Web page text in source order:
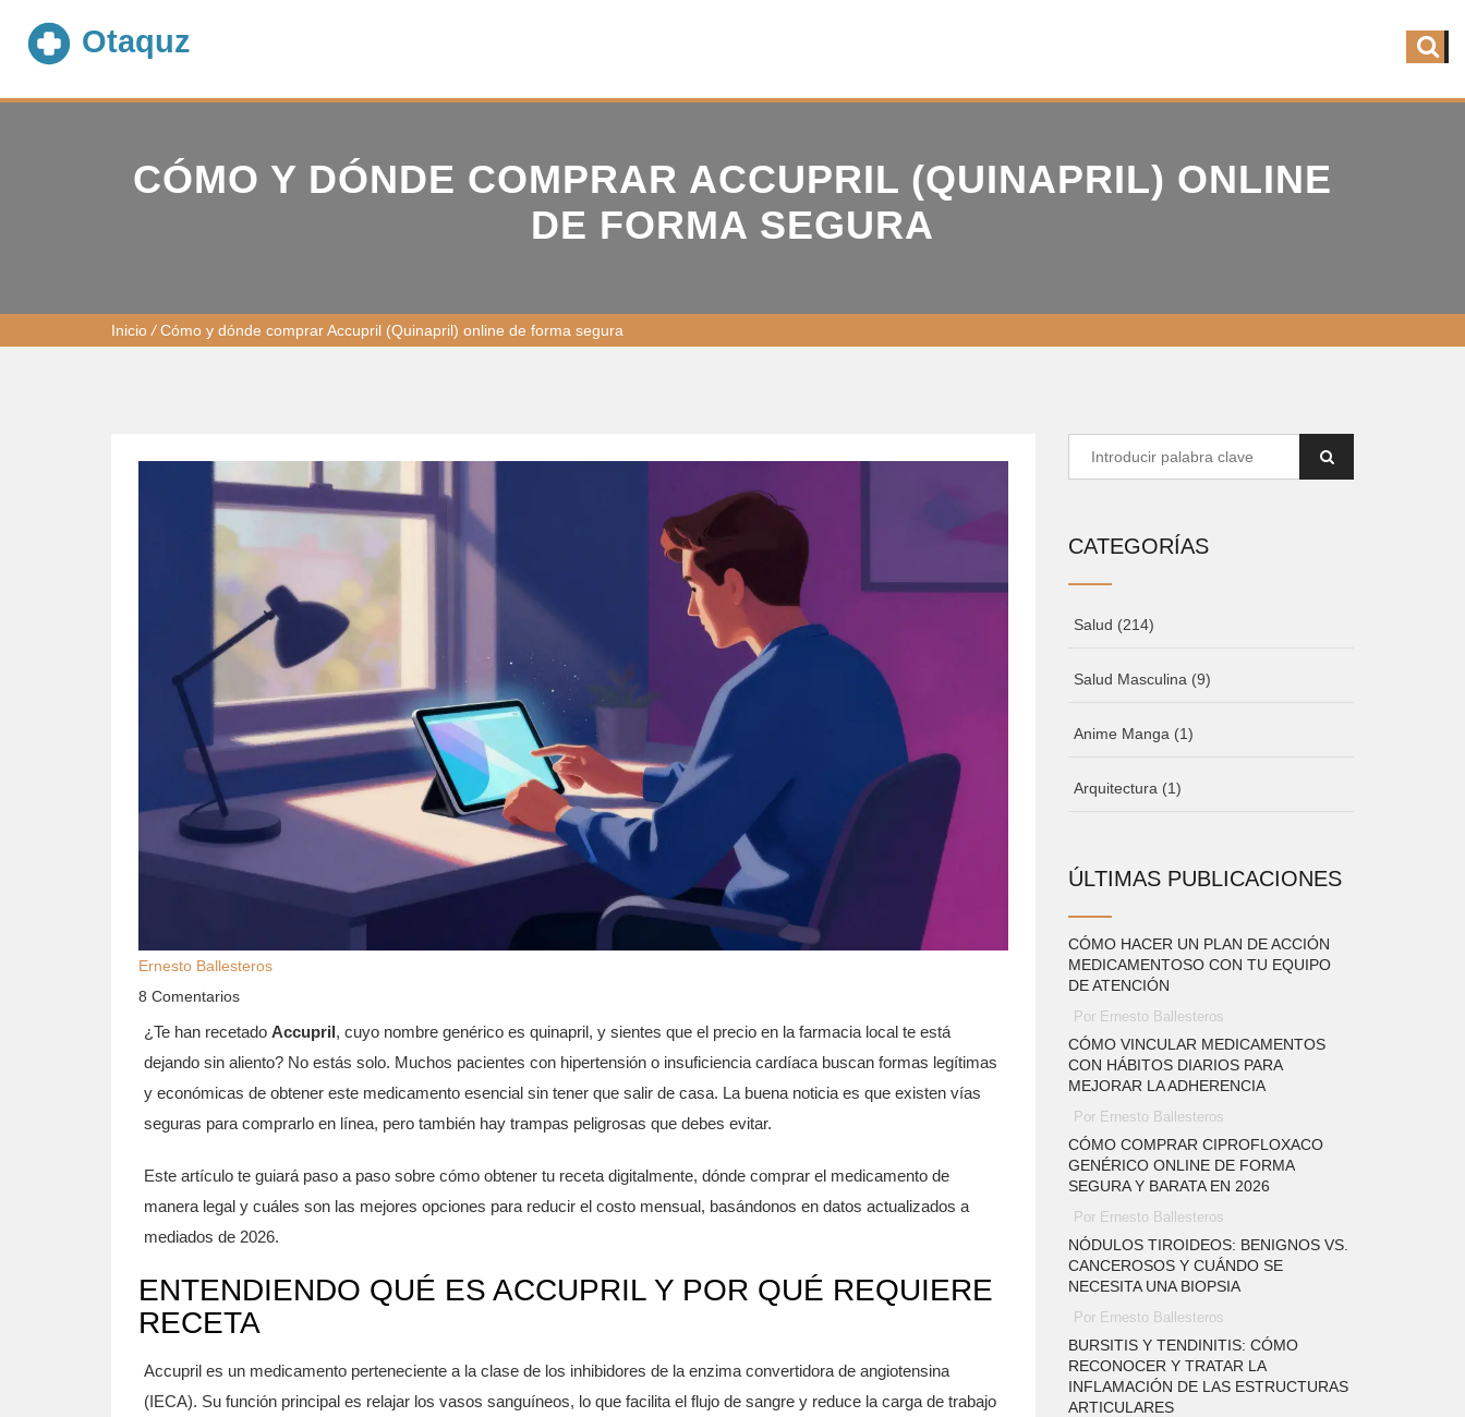
CÓMO Y DÓNDE COMPRAR ACCUPRIL (QUINAPRIL) ONLINE
DE FORMA SEGURA
Inicio /Cómo y dónde comprar Accupril (Quinapril) online de forma segura
Ernesto Ballesteros
8 Comentarios
¿Te han recetado Accupril, cuyo nombre genérico es quinapril, y sientes que el precio en la farmacia local te está
dejando sin aliento? No estás solo. Muchos pacientes con hipertensión o insuficiencia cardíaca buscan formas legítimas
y económicas de obtener este medicamento esencial sin tener que salir de casa. La buena noticia es que existen vías
seguras para comprarlo en línea, pero también hay trampas peligrosas que debes evitar.
Este artículo te guiará paso a paso sobre cómo obtener tu receta digitalmente, dónde comprar el medicamento de
manera legal y cuáles son las mejores opciones para reducir el costo mensual, basándonos en datos actualizados a
mediados de 2026.
ENTENDIENDO QUÉ ES ACCUPRIL Y POR QUÉ REQUIERE
RECETA
Accupril es un medicamento perteneciente a la clase de los inhibidores de la enzima convertidora de angiotensina
(IECA). Su función principal es relajar los vasos sanguíneos, lo que facilita el flujo de sangre y reduce la carga de trabajo
CATEGORÍAS
Salud (214)
Salud Masculina (9)
Anime Manga (1)
Arquitectura (1)
ÚLTIMAS PUBLICACIONES
CÓMO HACER UN PLAN DE ACCIÓN
MEDICAMENTOSO CON TU EQUIPO
DE ATENCIÓN
Por Ernesto Ballesteros
CÓMO VINCULAR MEDICAMENTOS
CON HÁBITOS DIARIOS PARA
MEJORAR LA ADHERENCIA
Por Ernesto Ballesteros
CÓMO COMPRAR CIPROFLOXACO
GENÉRICO ONLINE DE FORMA
SEGURA Y BARATA EN 2026
Por Ernesto Ballesteros
NÓDULOS TIROIDEOS: BENIGNOS VS.
CANCEROSOS Y CUÁNDO SE
NECESITA UNA BIOPSIA
Por Ernesto Ballesteros
BURSITIS Y TENDINITIS: CÓMO
RECONOCER Y TRATAR LA
INFLAMACIÓN DE LAS ESTRUCTURAS
ARTICULARES